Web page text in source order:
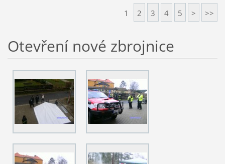
1 2 3 4 5 > >>
Otevření nové zbrojnice